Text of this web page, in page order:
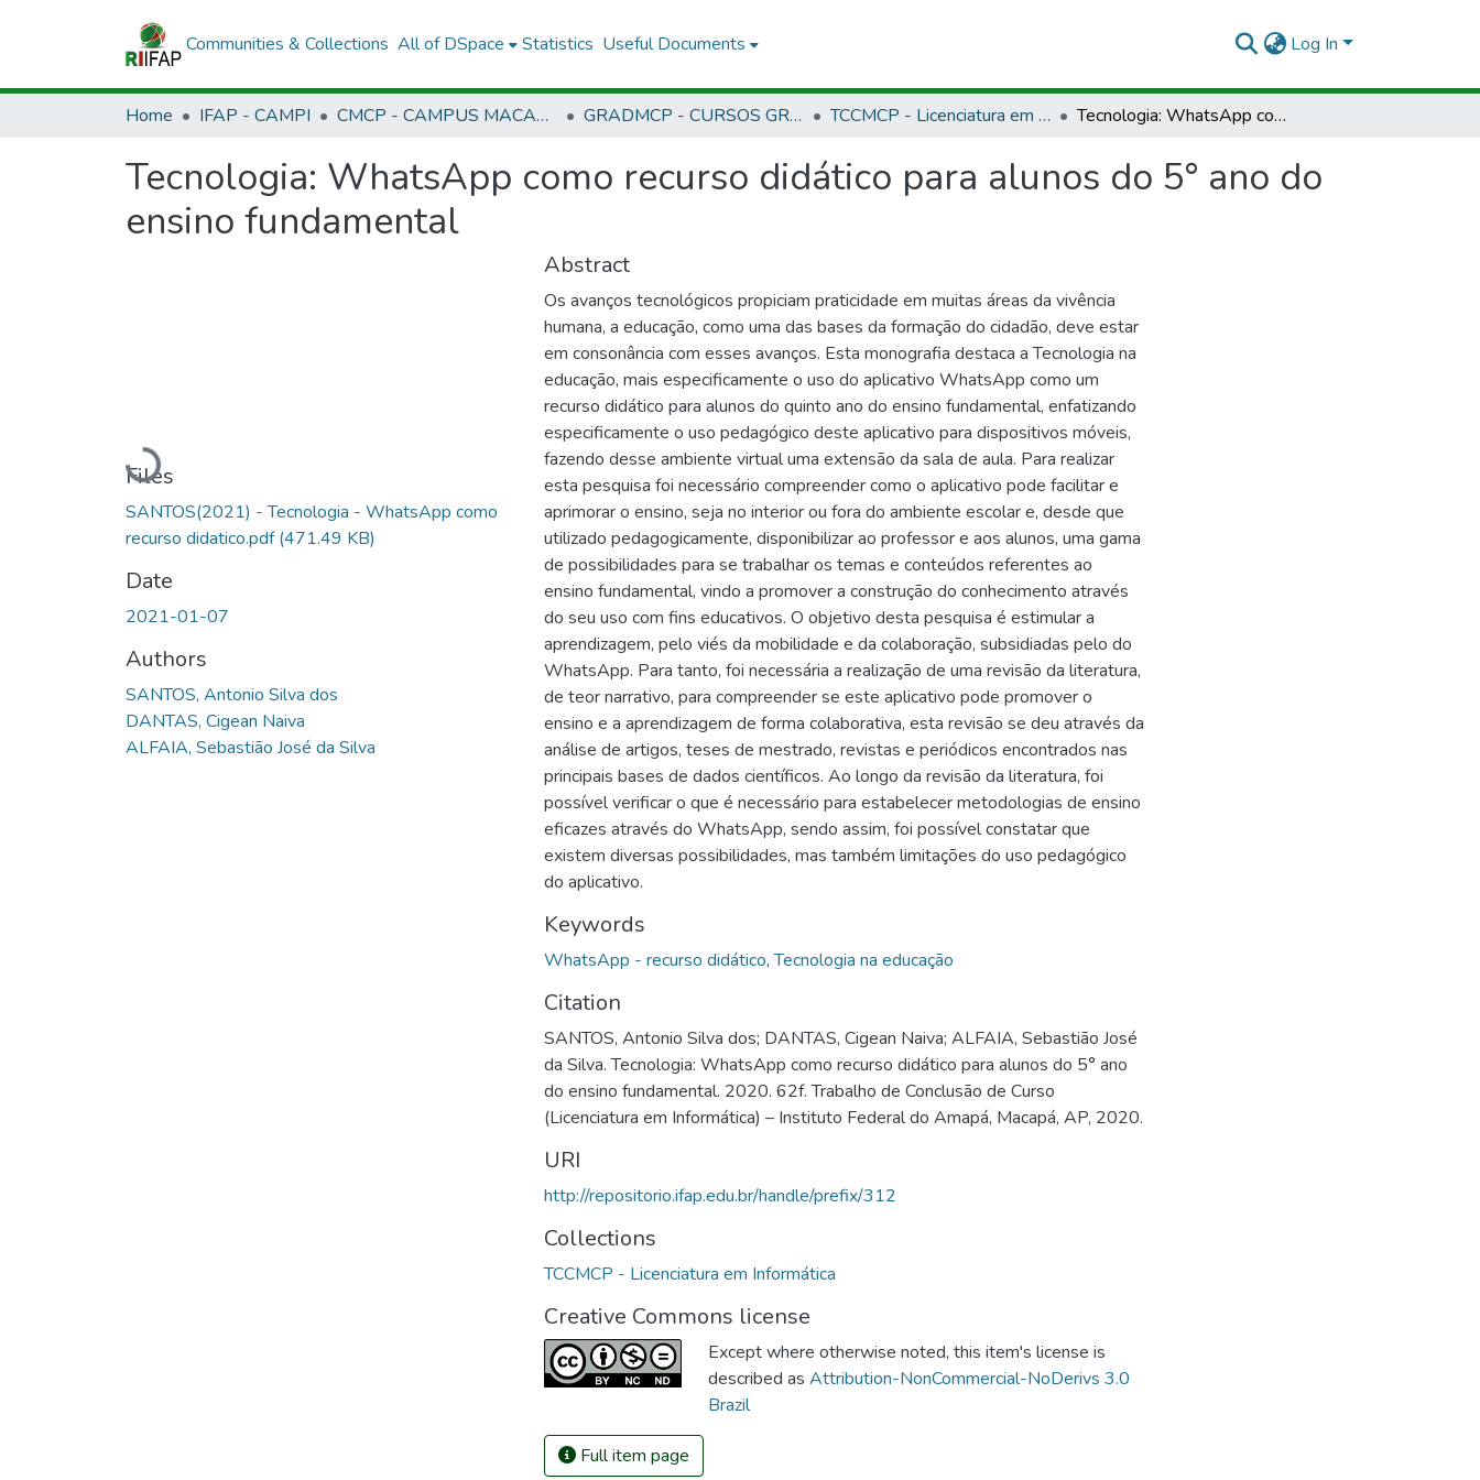
Communities & Collections All of DSpace Statistics Useful Documents Log In
Home IFAP - CAMPI CMCP - CAMPUS MACAPÁ GRADMCP - CURSOS GRADUAÇÃO - CAMPUS MACAPÁ TCCMCP - Licenciatura em Informática Tecnologia: WhatsApp como recurso didático para alunos do 5° ano do ensino fundamental
Tecnologia: WhatsApp como recurso didático para alunos do 5° ano do
ensino fundamental
Loading...
Files
SANTOS(2021) - Tecnologia - WhatsApp como
recurso didatico.pdf(471.49 KB)
Date
2021-01-07
Authors
SANTOS, Antonio Silva dos
DANTAS, Cigean Naiva
ALFAIA, Sebastião José da Silva
Abstract
Os avanços tecnológicos propiciam praticidade em muitas áreas da vivência
humana, a educação, como uma das bases da formação do cidadão, deve estar
em consonância com esses avanços. Esta monografia destaca a Tecnologia na
educação, mais especificamente o uso do aplicativo WhatsApp como um
recurso didático para alunos do quinto ano do ensino fundamental, enfatizando
especificamente o uso pedagógico deste aplicativo para dispositivos móveis,
fazendo desse ambiente virtual uma extensão da sala de aula. Para realizar
esta pesquisa foi necessário compreender como o aplicativo pode facilitar e
aprimorar o ensino, seja no interior ou fora do ambiente escolar e, desde que
utilizado pedagogicamente, disponibilizar ao professor e aos alunos, uma gama
de possibilidades para se trabalhar os temas e conteúdos referentes ao
ensino fundamental, vindo a promover a construção do conhecimento através
do seu uso com fins educativos. O objetivo desta pesquisa é estimular a
aprendizagem, pelo viés da mobilidade e da colaboração, subsidiadas pelo do
WhatsApp. Para tanto, foi necessária a realização de uma revisão da literatura,
de teor narrativo, para compreender se este aplicativo pode promover o
ensino e a aprendizagem de forma colaborativa, esta revisão se deu através da
análise de artigos, teses de mestrado, revistas e periódicos encontrados nas
principais bases de dados científicos. Ao longo da revisão da literatura, foi
possível verificar o que é necessário para estabelecer metodologias de ensino
eficazes através do WhatsApp, sendo assim, foi possível constatar que
existem diversas possibilidades, mas também limitações do uso pedagógico
do aplicativo.
Keywords
WhatsApp - recurso didático,Tecnologia na educação
Citation
SANTOS, Antonio Silva dos; DANTAS, Cigean Naiva; ALFAIA, Sebastião José
da Silva. Tecnologia: WhatsApp como recurso didático para alunos do 5° ano
do ensino fundamental. 2020. 62f. Trabalho de Conclusão de Curso
(Licenciatura em Informática) – Instituto Federal do Amapá, Macapá, AP, 2020.
URI
http://repositorio.ifap.edu.br/handle/prefix/312
Collections
TCCMCP - Licenciatura em Informática
Creative Commons license
Except where otherwise noted, this item's license is
described as Attribution-NonCommercial-NoDerivs 3.0
Brazil
Full item page